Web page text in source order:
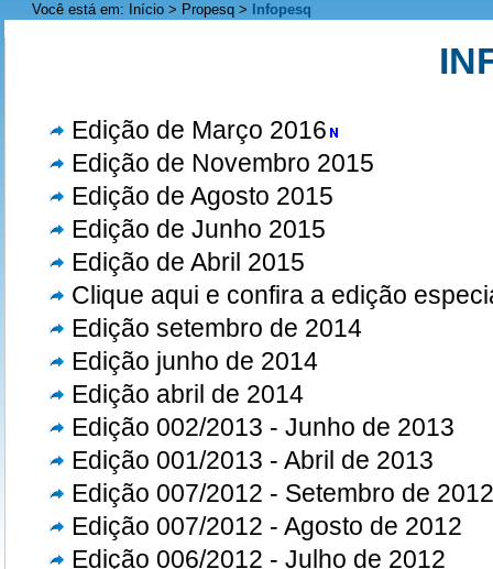
Você está em: Início > Propesq > Infopesq
Edição de Março 2016
Edição de Novembro 2015
Edição de Agosto 2015
Edição de Junho 2015
Edição de Abril 2015
Clique aqui e confira a edição
Edição setembro de 2014
Edição junho de 2014
Edição abril de 2014
Edição 002/2013 - Junho de 2013
Edição 001/2013 - Abril de 2013
Edição 007/2012 - Setembro de 2012
Edição 007/2012 - Agosto de 2012
Edição 006/2012 - Julho de 2012